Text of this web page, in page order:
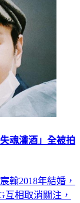
魂灌酒」全被拍
翰2018年結婚，
互相取消關注，